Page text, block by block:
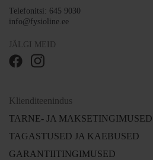
Telefonitsi: 645 9030
info@fysioline.ee
JÄLGI MEID
Klienditeenindus
TARNE- JA MAKSETINGIMUSED
TAGASTUSED JA KAEBUSED
GARANTIITINGIMUSED